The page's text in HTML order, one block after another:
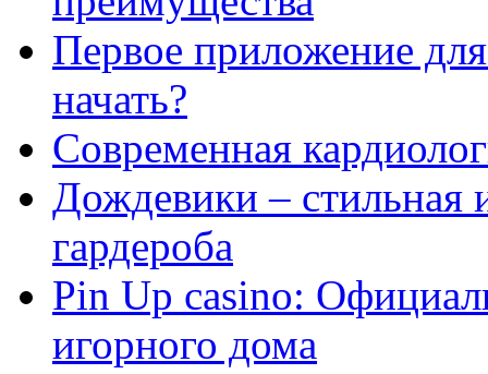
Первое приложение
начать?
Современная
Дождевики – стильная
гардероба
Pin Up casino:
игорного дома